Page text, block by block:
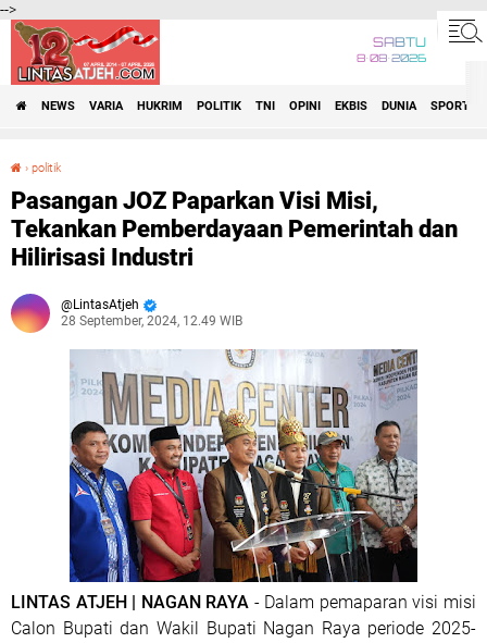
-->
SABTU
8•08•2026
NEWS VARIA HUKRIM POLITIK TNI OPINI EKBIS DUNIA SPORT
› politik
Pasangan JOZ Paparkan Visi Misi,
Tekankan Pemberdayaan Pemerintah dan
Hilirisasi Industri
LintasAtjeh
28 September, 2024, 12.49 WIB
LINTAS ATJEH | NAGAN RAYA - Dalam pemaparan visi misi
Calon Bupati dan Wakil Bupati Nagan Raya periode 2025-